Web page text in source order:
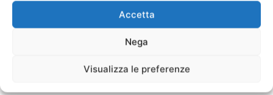
Accetta
Nega
Visualizza le preferenze
Soluzioni per l’Allontanamento dei
Cacciatori di Grano